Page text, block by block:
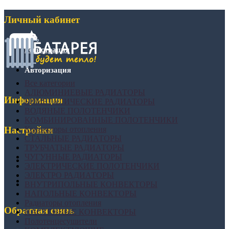
Личный кабинет
Регистрация
Авторизация
Информация
Настройки
Обратная связь
БИМЕТАЛИЧЕСКИЕ РАДИАТОРЫ
Конвекторы отопления
СТАЛЬНЫЕ РАДИАТОРЫ
НАСТЕННЫЕ КОНВЕКТОРЫ